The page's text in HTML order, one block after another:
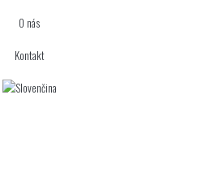
O nás
Kontakt